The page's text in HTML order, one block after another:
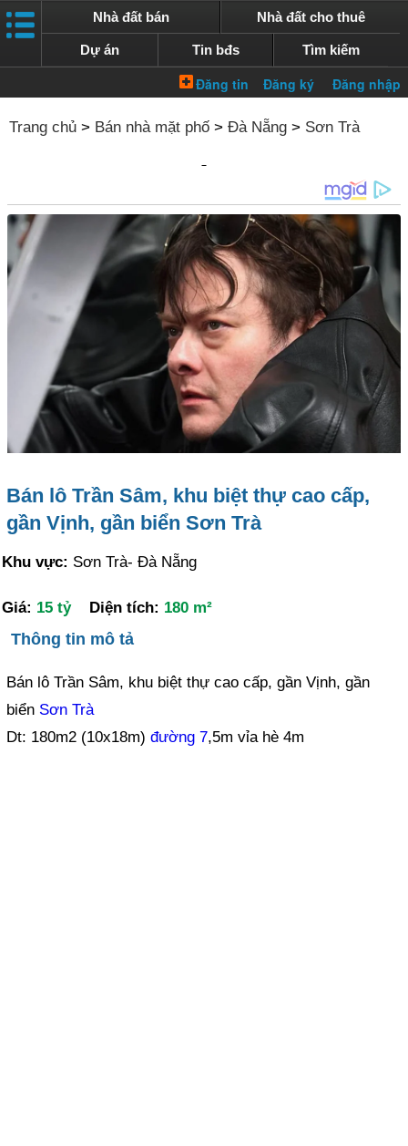
Nhà đất bán Nhà đất cho thuê
Dự án Tin bđs Tìm kiếm
Trang chủ > Bán nhà mặt phố > Đà Nẵng > Sơn Trà
Bán lô Trần Sâm, khu biệt thự cao cấp,
gần Vịnh, gần biển Sơn Trà
Khu vực: Sơn Trà- Đà Nẵng
Giá: 15 tỷ Diện tích: 180 m²
Thông tin mô tả
Bán lô Trần Sâm, khu biệt thự cao cấp, gần Vịnh, gần
biển Sơn Trà
Dt: 180m2 (10x18m)đường 7,5m vỉa hè 4m